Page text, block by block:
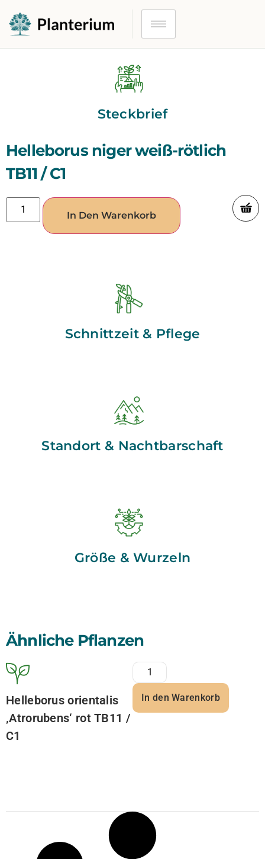
Steckbrief
Helleborus niger weiß-rötlich
TB11 / C1
In Den Warenkorb
Schnittzeit & Pflege
Standort & Nachtbarschaft
Größe & Wurzeln
Ähnliche Pflanzen
Helleborus orientalis
‚Atrorubens‘ rot TB11 /
C1
In den Warenkorb